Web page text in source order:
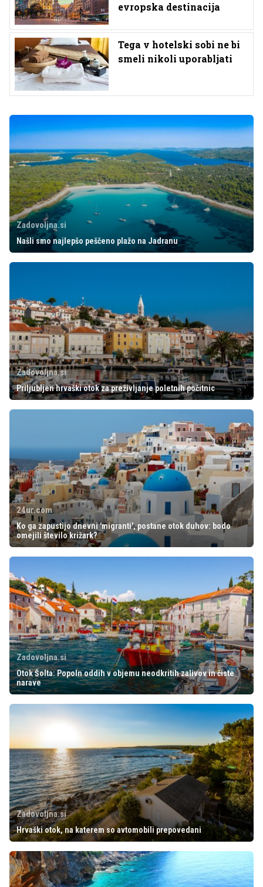
evropska destinacija
Tega v hotelski sobi ne bi
smeli nikoli uporabljati
Zadovoljna.si
Našli smo najlepšo peščeno plažo na Jadranu
Zadovoljna.si
Priljubljen hrvaški otok za preživljanje poletnih počitnic
24ur.com
Ko ga zapustijo dnevni 'migranti', postane otok duhov: bodo
omejili število križark?
Zadovoljna.si
Otok Šolta: Popoln oddih v objemu neodkritih zalivov in čiste
narave
Zadovoljna.si
Hrvaški otok, na katerem so avtomobili prepovedani